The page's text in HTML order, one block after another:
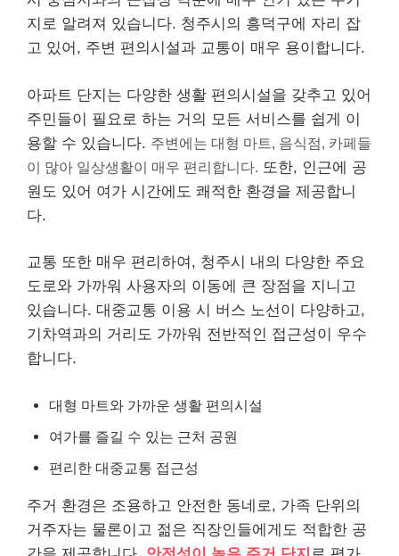
지로 알려져 있습니다. 청주시의 흥덕구에 자리 잡
고 있어, 주변 편의시설과 교통이 매우 용이합니다.
아파트 단지는 다양한 생활 편의시설을 갖추고 있어
주민들이 필요로 하는 거의 모든 서비스를 쉽게 이
용할 수 있습니다. 주변에는 대형 마트, 음식점, 카페들
이 많아 일상생활이 매우 편리합니다.
또한, 인근에 공
원도 있어 여가 시간에도 쾌적한 환경을 제공합니
다.
교통 또한 매우 편리하여, 청주시 내의 다양한 주요
도로와 가까워 사용자의 이동에 큰 장점을 지니고
있습니다. 대중교통 이용 시 버스 노선이 다양하고,
기차역과의 거리도 가까워 전반적인 접근성이 우수
합니다.
대형 마트와 가까운 생활 편의시설
여가를 즐길 수 있는 근처 공원
편리한 대중교통 접근성
주거 환경은 조용하고 안전한 동네로, 가족 단위의
거주자는 물론이고 젊은 직장인들에게도 적합한 공